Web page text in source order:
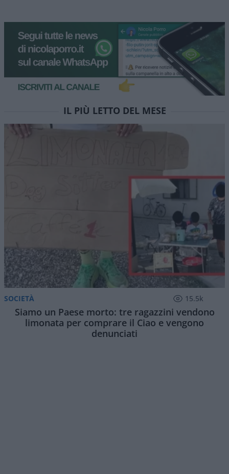
IL PIÙ LETTO DEL MESE
SOCIETÀ 15.5k
Siamo un Paese morto: tre ragazzini vendono
limonata per comprare il Ciao e vengono
denunciati